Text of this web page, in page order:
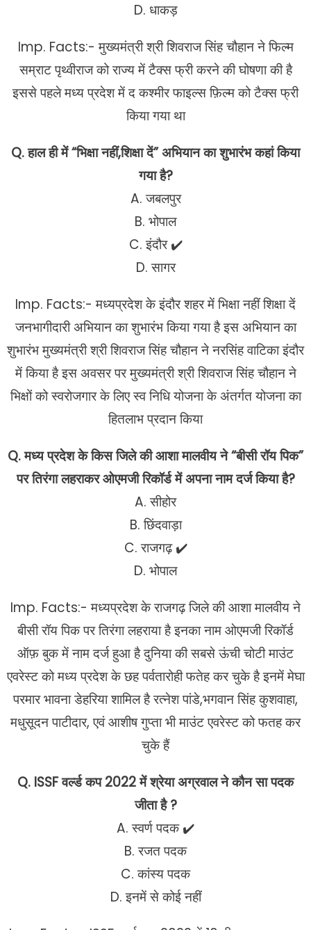
D. धाकड़
Imp. Facts:- मुख्यमंत्री श्री शिवराज सिंह चौहान ने फिल्म
सम्राट पृथ्वीराज को राज्य में टैक्स फ्री करने की घोषणा की है
इससे पहले मध्य प्रदेश में द कश्मीर फाइल्स फ़िल्म को टैक्स फ्री
किया गया था
Q. हाल ही में “भिक्षा नहीं,शिक्षा दें” अभियान का शुभारंभ कहां किया
गया है?
A. जबलपुर
B. भोपाल
C. इंदौर ✔️
D. सागर
Imp. Facts:- मध्यप्रदेश के इंदौर शहर में भिक्षा नहीं शिक्षा दें
जनभागीदारी अभियान का शुभारंभ किया गया है इस अभियान का
शुभारंभ मुख्यमंत्री श्री शिवराज सिंह चौहान ने नरसिंह वाटिका इंदौर
में किया है इस अवसर पर मुख्यमंत्री श्री शिवराज सिंह चौहान ने
भिक्षों को स्वरोजगार के लिए स्व निधि योजना के अंतर्गत योजना का
हितलाभ प्रदान किया
Q. मध्य प्रदेश के किस जिले की आशा मालवीय ने “बीसी रॉय पिक”
पर तिरंगा लहराकर ओएमजी रिकॉर्ड में अपना नाम दर्ज किया है?
A. सीहोर
B. छिंदवाड़ा
C. राजगढ़ ✔️
D. भोपाल
Imp. Facts:- मध्यप्रदेश के राजगढ़ जिले की आशा मालवीय ने
बीसी रॉय पिक पर तिरंगा लहराया है इनका नाम ओएमजी रिकॉर्ड
ऑफ़ बुक में नाम दर्ज हुआ है दुनिया की सबसे ऊंची चोटी माउंट
एवरेस्ट को मध्य प्रदेश के छह पर्वतारोही फतेह कर चुके है इनमें मेघा
परमार भावना डेहरिया शामिल है रत्नेश पांडे,भगवान सिंह कुशवाहा,
मधुसूदन पाटीदार, एवं आशीष गुप्ता भी माउंट एवरेस्ट को फतह कर
चुके हैं
Q. ISSF वर्ल्ड कप 2022 में श्रेया अग्रवाल ने कौन सा पदक
जीता है ?
A. स्वर्ण पदक ✔️
B. रजत पदक
C. कांस्य पदक
D. इनमें से कोई नहीं